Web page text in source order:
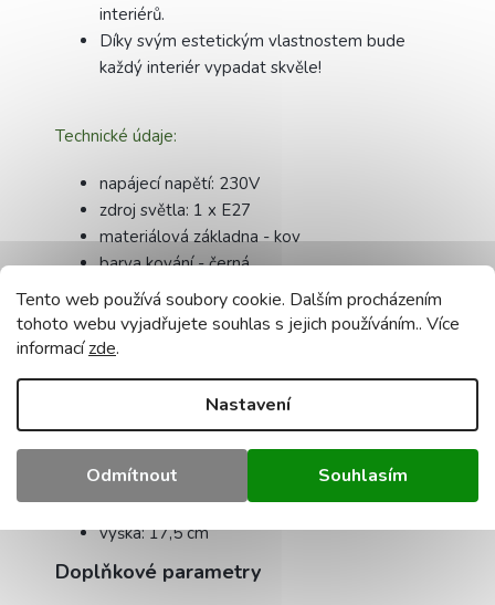
Tento web používá soubory cookie. Dalším procházením
tohoto webu vyjadřujete souhlas s jejich používáním.. Více
informacízde.
Nastavení
Odmítnout Souhlasím
interiérů.
Díky svým estetickým vlastnostem bude
každý interiér vypadat skvěle!
Technické údaje:
napájecí napětí: 230V
zdroj světla: 1 x E27
materiálová základna - kov
barva kování - černá
žárovka je součástí dodávky - ne
maximální výkon jednoho světelného zdroje:
60 W pro klasicko žárovky / 20 W LED.
průměr: 23 cm
výška: 17,5 cm
Doplňkové parametry